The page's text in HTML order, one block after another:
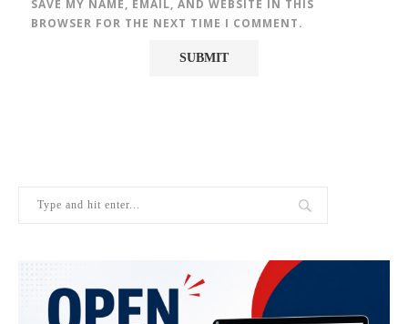
SAVE MY NAME, EMAIL, AND WEBSITE IN THIS
BROWSER FOR THE NEXT TIME I COMMENT.